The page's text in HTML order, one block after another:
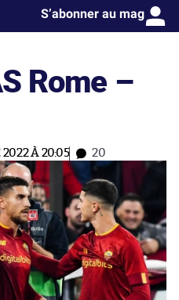
S’abonner au mag
Rome –
À 20:05 20